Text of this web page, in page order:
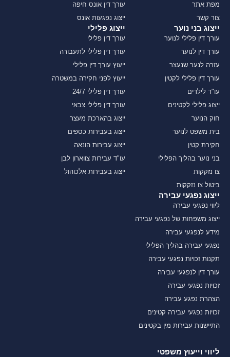
מפת אתר
צור קשר
עורך דין אונס חיפה
ייצוג נפגעות אונס
ייצוג בני נוער
עורך דין פלילי לנוער
עורך דין לנוער
עזרה לנער שנעצר
עורך דין פלילי לקטין
עו"ד לילדים
ייצוג פלילי לקטינים
חוק הנוער
בית משפט לנוער
חקירת קטין
בני נוער בהליך הפלילי
צו נזקקות
ביטול צו נזקקות
ייצוג פלילי
עורך דין פלילי
עורך דין פלילי לתעבורה
ייעוץ עורך דין פלילי
ייעוץ לפני חקירה במשטרה
עורך דין פלילי 24/7
עורך דין פלילי צבאי
ייצוג בהארכת מעצר
ייצוג בעבירות כספים
ייצוג עבירות הונאה
עו"ד עבירות צווארון לבן
ייצוג בעבירות אלכוהול
ייצוג נפגעי עבירה
ליווי נפגעי עבירה
ייצוג משפחות של נפגעי עבירה
מידע לנפגעי עבירה
נפגעי עבירה בהליך הפלילי
תקנות זכויות נפגעי עבירה
עורך דין לנפגעי עבירה
זכויות נפגעי עבירה
הצהרת נפגע עבירה
זכויות נפגעי עבירה קטינים
התיישנות עבירות מין בקטינים
ליווי וייעוץ משפטי